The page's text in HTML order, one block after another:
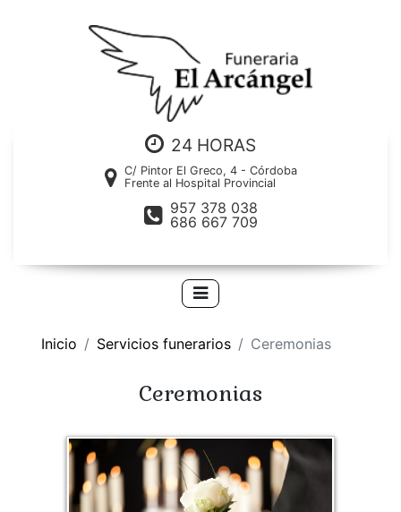
24 HORAS
C/ Pintor El Greco, 4 - Córdoba
Frente al Hospital Provincial
957 378 038
686 667 709
Inicio Servicios funerarios Ceremonias
Ceremonias